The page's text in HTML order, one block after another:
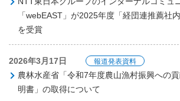
「webEAST」が2025年度「経団連推薦社
を受賞
2026年3月17日 報道発表資料
農林水産省「令和7年度農山漁村振興への
明書」の取得について